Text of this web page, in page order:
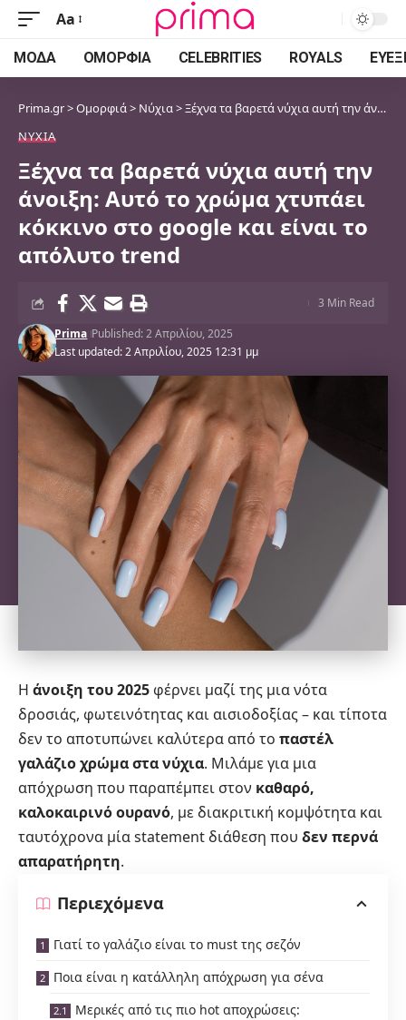
Font
Resizer
Aa
ΜΌΔΑ ΟΜΟΡΦΙΆ CELEBRITIES ROYALS
Prima.gr>Ομορφιά> Νύχια>Ξέχνα τα βαρετά νύχια αυτή την άνοιξη: Αυτό το χρώμα χτυπάει κόκκινο στο google και είναι το απόλυτο trend
ΝΎΧΙΑ
Ξέχνα τα βαρετά νύχια αυτή την
άνοιξη: Αυτό το χρώμα χτυπάει
κόκκινο στο google και είναι το
απόλυτο trend
Last updated: 2 Απριλίου, 2025 12:31 μμ
Prima Published: 2 Απριλίου, 2025
3 Min Read
Η άνοιξη του 2025 φέρνει μαζί της μια νότα
δροσιάς, φωτεινότητας και αισιοδοξίας – και τίποτα
δεν το αποτυπώνει καλύτερα από το παστέλ
γαλάζιο χρώμα στα νύχια. Μιλάμε για μια
απόχρωση που παραπέμπει στον καθαρό,
καλοκαιρινό ουρανό, με διακριτική κομψότητα και
ταυτόχρονα μία statement διάθεση που δεν περνά
απαρατήρητη.
Περιεχόμενα
Γιατί το γαλάζιο είναι το must της σεζόν
Ποια είναι η κατάλληλη απόχρωση για σένα
Μερικές από τις πιο hot αποχρώσεις: